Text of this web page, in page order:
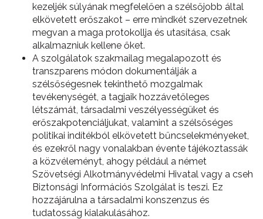
kezeljék súlyának megfelelően a szélsőjobb által
elkövetett erőszakot – erre mindkét szervezetnek
megvan a maga protokollja és utasítása, csak
alkalmazniuk kellene őket.
A szolgálatok szakmailag megalapozott és
transzparens módon dokumentálják a
szélsőségesnek tekinthető mozgalmak
tevékenységét, a tagjaik hozzávetőleges
létszámát, társadalmi veszélyességüket és
erőszakpotenciáljukat, valamint a szélsőséges
politikai indítékból elkövetett bűncselekményeket,
és ezekről nagy vonalakban évente tájékoztassák
a közvéleményt, ahogy például a német
Szövetségi Alkotmányvédelmi Hivatal vagy a cseh
Biztonsági Információs Szolgálat is teszi. Ez
hozzájárulna a társadalmi konszenzus és
tudatosság kialakulásához.